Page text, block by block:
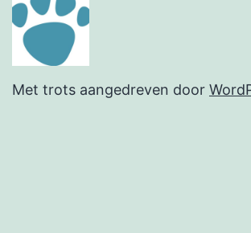
Met trots aangedreven door